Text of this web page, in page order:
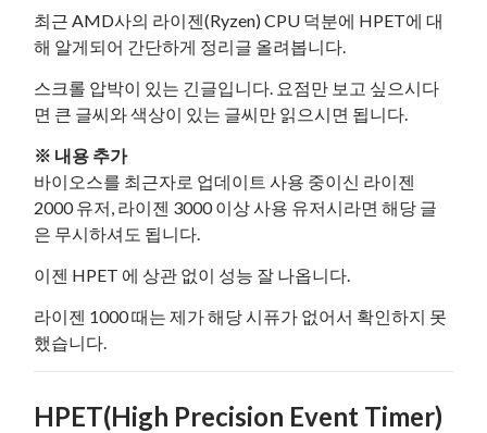
최근 AMD사의 라이젠(Ryzen) CPU 덕분에 HPET에 대
해 알게되어 간단하게 정리글 올려봅니다.
스크롤 압박이 있는 긴글입니다. 요점만 보고 싶으시다
면 큰 글씨와 색상이 있는 글씨만 읽으시면 됩니다.
※ 내용 추가
바이오스를 최근자로 업데이트 사용 중이신 라이젠
2000 유저, 라이젠 3000 이상 사용 유저시라면 해당 글
은 무시하셔도 됩니다.
이젠 HPET 에 상관 없이 성능 잘 나옵니다.
라이젠 1000 때는 제가 해당 시퓨가 없어서 확인하지 못
했습니다.
HPET(High Precision Event Timer)